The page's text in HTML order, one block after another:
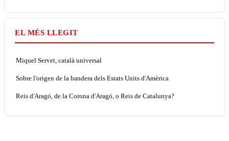
EL MÉS LLEGIT
Miquel Servet, català universal
Sobre l'origen de la bandera dels Estats Units d'Amèrica
Reis d'Aragó, de la Corona d'Aragó, o Reis de Catalunya?